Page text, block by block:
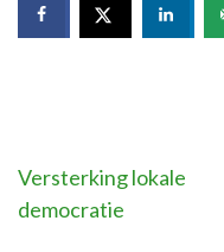
Bericht
navigatie
Versterking lokale
democratie